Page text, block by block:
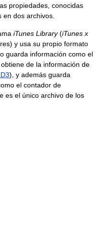
propiedades, conocidas
en dos archivos.
iTunes Library(iTunes x
y usa su propio formato
guarda información como el
de la información de
), y además guarda
el contador de
es el único archivo de los